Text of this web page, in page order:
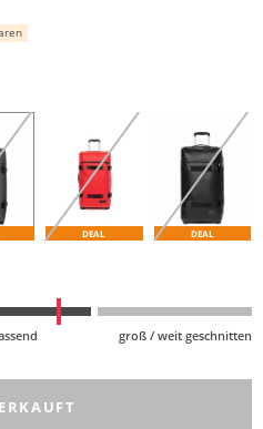
DEAL DEAL
groß / weit geschnitten